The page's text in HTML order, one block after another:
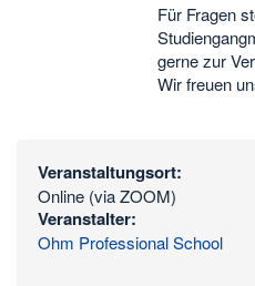
Für Fragen
gerne zur
Wir freuen
Veranstaltungsort:
Online (via ZOOM)
Veranstalter:
Ohm Professional School